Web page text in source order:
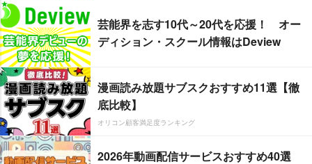
芸能界を志す10代～20代を応援！ オー
ディション・スクール情報はDeview
漫画読み放題サブスクおすすめ11選【徹
底比較】
オリコン顧客満足度ランキング
2026年動画配信サービスおすすめ40選